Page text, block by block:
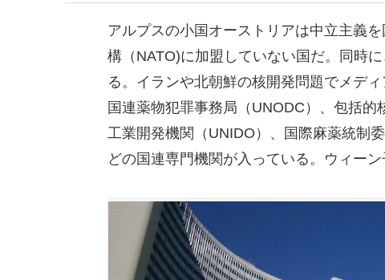
アルプスの小国オーストリアは中立主義
構（NATO)に加盟していない国だ。同時
る。イランや北朝鮮の核開発問題でメデ
国連薬物犯罪事務局（UNODC）、包括
工業開発機関（UNIDO）、国際麻薬統制
どの国連専門機関が入っている。ウィー